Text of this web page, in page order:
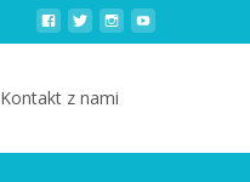
Kontakt z nami